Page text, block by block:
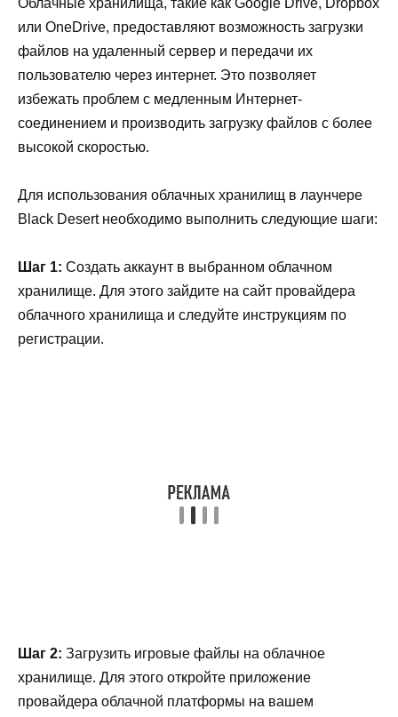
или OneDrive, предоставляют возможность загрузки
файлов на удаленный сервер и передачи их
пользователю через интернет. Это позволяет
избежать проблем с медленным Интернет-
соединением и производить загрузку файлов с более
высокой скоростью.
Для использования облачных хранилищ в лаунчере
Black Desert необходимо выполнить следующие шаги:
Шаг 1: Создать аккаунт в выбранном облачном
хранилище. Для этого зайдите на сайт провайдера
облачного хранилища и следуйте инструкциям по
регистрации.
Шаг 2: Загрузить игровые файлы на облачное
хранилище. Для этого откройте приложение
провайдера облачной платформы на вашем